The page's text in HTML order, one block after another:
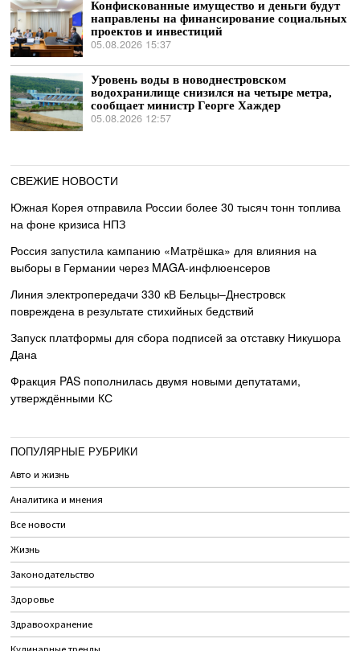
Конфискованные имущество и деньги будут
направлены на финансирование социальных
проектов и инвестиций
05.08.2026 15:37
Уровень воды в новоднестровском
водохранилище снизился на четыре метра,
сообщает министр Георге Хаждер
05.08.2026 12:57
СВЕЖИЕ НОВОСТИ
Южная Корея отправила России более 30 тысяч тонн топлива
на фоне кризиса НПЗ
Россия запустила кампанию «Матрёшка» для влияния на
выборы в Германии через MAGA-инфлюенсеров
Линия электропередачи 330 кВ Бельцы–Днестровск
повреждена в результате стихийных бедствий
Запуск платформы для сбора подписей за отставку Никушора
Дана
Фракция PAS пополнилась двумя новыми депутатами,
утверждёнными КС
ПОПУЛЯРНЫЕ РУБРИКИ
Авто и жизнь
Аналитика и мнения
Все новости
Жизнь
Законодательство
Здоровье
Здравоохранение